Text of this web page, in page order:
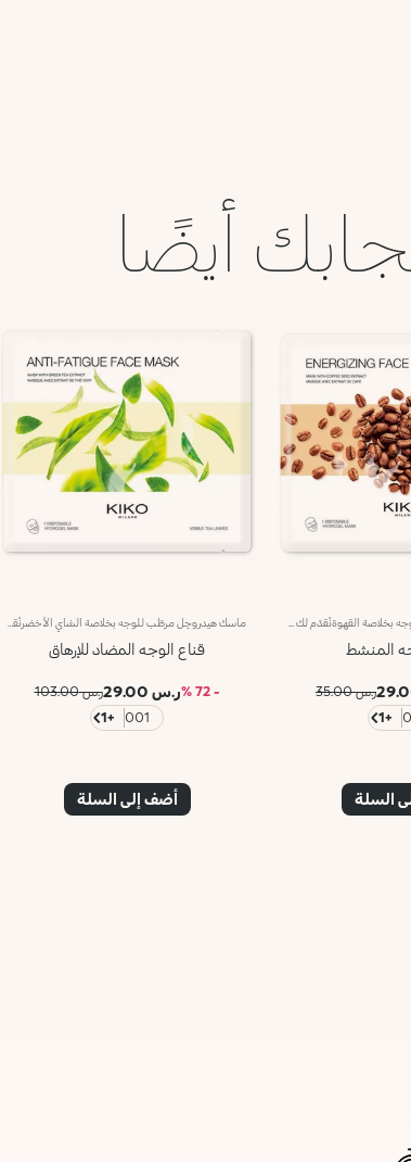
أيضًا
المنشط
ر.س 35.00
+1
السلة
قناع الوجه المضاد للإرهاق
- 72 % ر.س 29.00
ر.س 103.00
001
+1
أضف إلى السلة